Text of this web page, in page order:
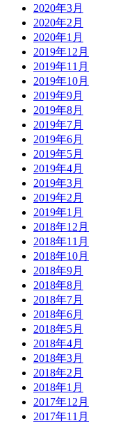
2020年3月
2020年2月
2020年1月
2019年12月
2019年11月
2019年10月
2019年9月
2019年8月
2019年7月
2019年6月
2019年5月
2019年4月
2019年3月
2019年2月
2019年1月
2018年12月
2018年11月
2018年10月
2018年9月
2018年8月
2018年7月
2018年6月
2018年5月
2018年4月
2018年3月
2018年2月
2018年1月
2017年12月
2017年11月